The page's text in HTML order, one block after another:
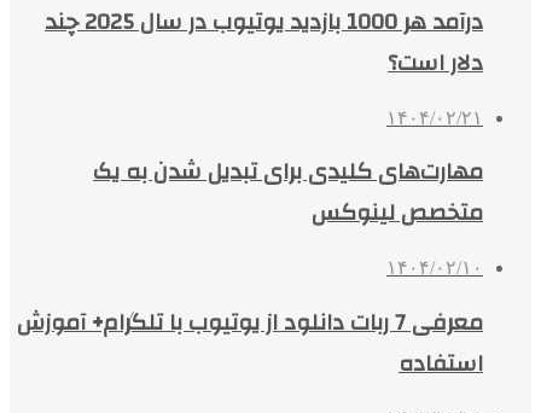
درآمد هر 1000 بازدید یوتیوب در سال 2025 چند
دلار است؟
۱۴۰۴/۰۲/۲۱
مهارت‌های کلیدی برای تبدیل شدن به یک
متخصص لینوکس
۱۴۰۴/۰۲/۱۰
معرفی 7 ربات دانلود از یوتیوب با تلگرام+ آموزش
استفاده